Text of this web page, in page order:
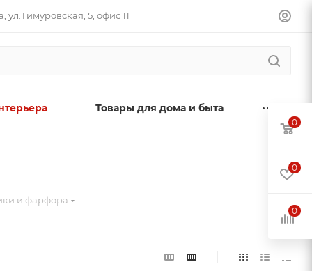
ул.Тимуровская, 5, офис 11
Товары для дома и быта
и фарфора
0
0
0